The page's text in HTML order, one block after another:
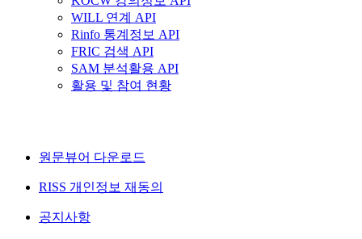
WILL 연계 API
Rinfo 통계정보 API
FRIC 검색 API
SAM 분석활용 API
활용 및 참여 현황
원문뷰어 다운로드
RISS 개인정보 재동의
공지사항